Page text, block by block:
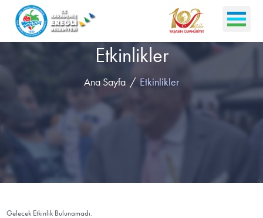
Etkinlikler
Ana Sayfa Etkinlikler
Gelecek Etkinlik Bulunamadı.